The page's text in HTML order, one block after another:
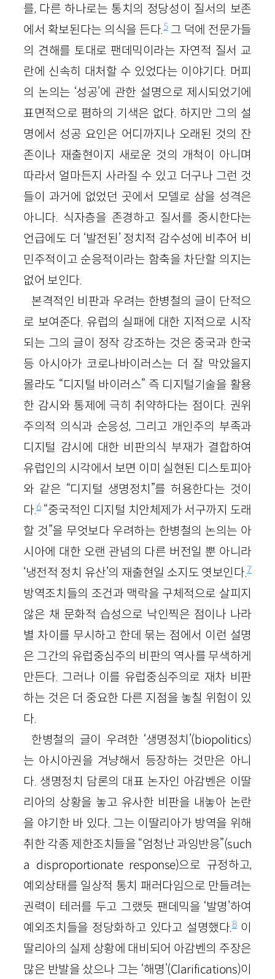
를, 다른 하나로는 통치의 정당성이 질서의 보존
에서 확보된다는 의식을 든다.5그 덕에 전문가들
의 견해를 토대로 팬데믹이라는 자연적 질서 교
란에 신속히 대처할 수 있었다는 이야기다. 머피
의 논의는 ‘성공’에 관한 설명으로 제시되었기에
표면적으로 폄하의 기색은 없다. 하지만 그의 설
명에서 성공 요인은 어디까지나 오래된 것의 잔
존이나 재출현이지 새로운 것의 개척이 아니며
따라서 얼마든지 사라질 수 있고 더구나 그런 것
들이 과거에 없었던 곳에서 모델로 삼을 성격은
아니다. 식자층을 존경하고 질서를 중시한다는
언급에도 더 ‘발전된’ 정치적 감수성에 비추어 비
민주적이고 순응적이라는 함축을 차단할 의지는
없어 보인다.
본격적인 비판과 우려는 한병철의 글이 단적으
로 보여준다. 유럽의 실패에 대한 지적으로 시작
되는 그의 글이 정작 강조하는 것은 중국과 한국
등 아시아가 코로나바이러스는 더 잘 막았을지
몰라도 “디지털 바이러스” 즉 디지털기술을 활용
한 감시와 통제에 극히 취약하다는 점이다. 권위
주의적 의식과 순응성, 그리고 개인주의 부족과
디지털 감시에 대한 비판의식 부재가 결합하여
유럽인의 시각에서 보면 이미 실현된 디스토피아
와 같은 “디지털 생명정치”를 허용한다는 것이
다.6 “중국적인 디지털 치안체제가 서구까지 도래
할 것”을 무엇보다 우려하는 한병철의 논의는 아
시아에 대한 오랜 관념의 다른 버전일 뿐 아니라
‘냉전적 정치 유산’의 재출현일 소지도 엿보인다.7
방역조치들의 조건과 맥락을 구체적으로 살피지
않은 채 문화적 습성으로 낙인찍은 점이나 나라
별 차이를 무시하고 한데 묶는 점에서 이런 설명
은 그간의 유럽중심주의 비판의 역사를 무색하게
만든다. 그러나 이를 유럽중심주의로 재차 비판
하는 것은 더 중요한 다른 지점을 놓칠 위험이 있
다.
한병철의 글이 우려한 ‘생명정치’(biopolitics)
는 아시아권을 겨냥해서 등장하는 것만은 아니
다. 생명정치 담론의 대표 논자인 아감벤은 이딸
리아의 상황을 놓고 유사한 비판을 내놓아 논란
을 야기한 바 있다. 그는 이딸리아가 방역을 위해
취한 각종 제한조치들을 “엄청난 과잉반응”(such
a disproportionate response)으로 규정하고,
예외상태를 일상적 통치 패러다임으로 만들려는
권력이 테러를 두고 그랬듯 팬데믹을 ‘발명’하여
예외조치들을 정당화하고 있다고 설명했다.8이
딸리아의 실제 상황에 대비되어 아감벤의 주장은
많은 반발을 샀으나 그는 ‘해명’(Clarifications)이